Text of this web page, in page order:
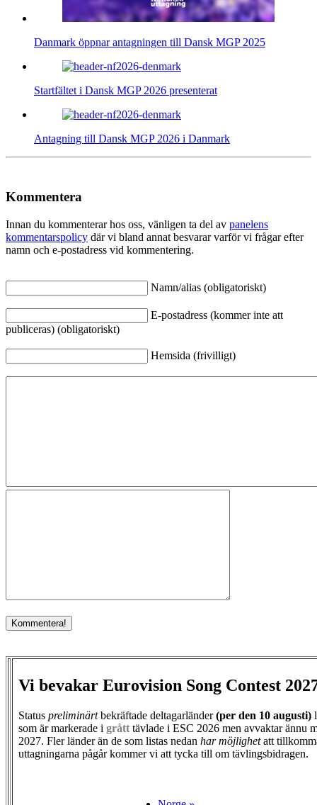
Danmark öppnar antagningen till Dansk MGP 2025
Startfältet i Dansk MGP 2026 presenterat
Antagning till Dansk MGP 2026 i Danmark
Kommentera
Innan du kommenterar hos oss, vänligen ta del av panelens
kommentarspolicy där vi bland annat besvarar varför vi frågar efter
namn och e-postadress vid kommentering.
Namn/alias (obligatoriskt)
E-postadress (kommer inte att
publiceras) (obligatoriskt)
Hemsida (frivilligt)
Vi bevakar Eurovision Song Contest
Status preliminärtbekräftade deltagarländer(per den 10 augusti)
som är markerade i grått tävlade i ESC 2026 men avvaktar ännu
2027. Fler länder än de som listas nedan har möjlighetatt
uttagningarna pågår kommer vi att tycka till om tävlingsbidragen.